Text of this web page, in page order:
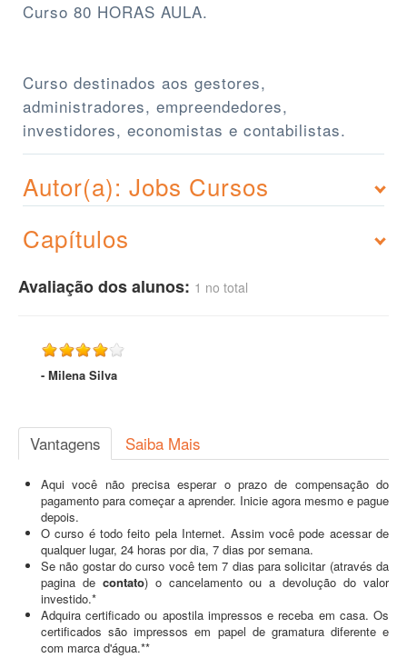
Curso 80 HORAS AULA.
Curso destinados aos gestores,
administradores, empreendedores,
investidores, economistas e contabilistas.
Autor(a): Jobs Cursos
Capítulos
Avaliação dos alunos: 1 no total
- Milena Silva
Vantagens Saiba Mais
Aqui você não precisa esperar o prazo de compensação do
pagamento para começar a aprender. Inicie agora mesmo e pague
depois.
O curso é todo feito pela Internet. Assim você pode acessar de
qualquer lugar, 24 horas por dia, 7 dias por semana.
Se não gostar do curso você tem 7 dias para solicitar (através da
pagina de contato) o cancelamento ou a devolução do valor
investido.*
Adquira certificado ou apostila impressos e receba em casa. Os
certificados são impressos em papel de gramatura diferente e
com marca d'água.**